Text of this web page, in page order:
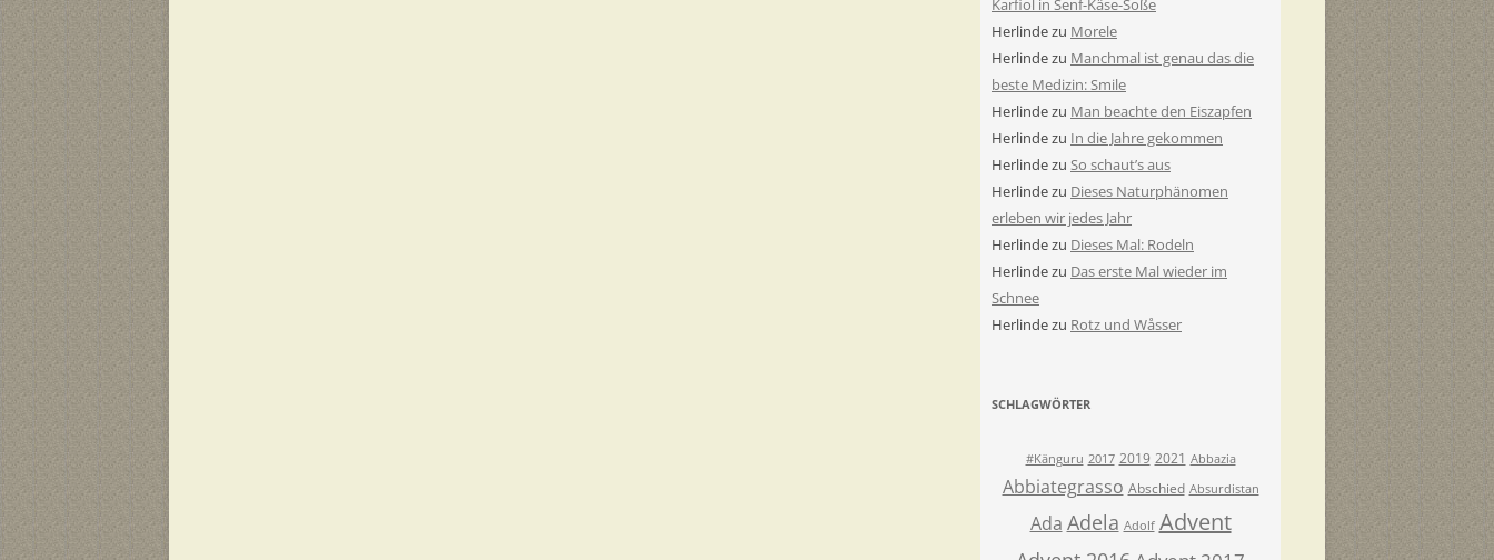
Karfiol in Senf-Käse-Soße
Herlindezu Morele
Herlindezu Manchmal ist genau das die
beste Medizin: Smile
Herlindezu Man beachte den Eiszapfen
Herlindezu In die Jahre gekommen
Herlindezu So schaut’s aus
Herlindezu Dieses Naturphänomen
erleben wir jedes Jahr
Herlindezu Dieses Mal: Rodeln
Herlindezu Das erste Mal wieder im
Schnee
Herlindezu Rotz und Wåsser
SCHLAGWÖRTER
#Känguru 2017 2019 2021 Abbazia
Abbiategrasso Abschied Absurdistan
Ada Adela Adolf Advent